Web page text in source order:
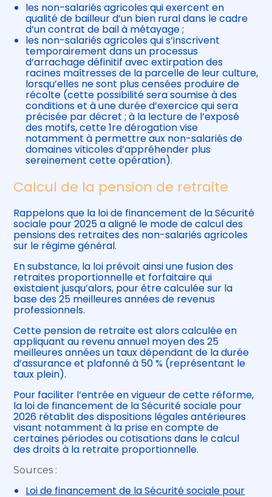
les non-salariés agricoles qui exercent en
qualité de bailleur d’un bien rural dans le cadre
d’un contrat de bail à métayage ;
les non-salariés agricoles qui s’inscrivent
temporairement dans un processus
d’arrachage définitif avec extirpation des
racines maîtresses de la parcelle de leur culture,
lorsqu’elles ne sont plus censées produire de
récolte (cette possibilité sera soumise à des
conditions et à une durée d’exercice qui sera
précisée par décret ; à la lecture de l’exposé
des motifs, cette 1re dérogation vise
notamment à permettre aux non-salariés de
domaines viticoles d’appréhender plus
sereinement cette opération).
Calcul de la pension de retraite
Rappelons que la loi de financement de la Sécurité
sociale pour 2025 a aligné le mode de calcul des
pensions des retraites des non-salariés agricoles
sur le régime général.
En substance, la loi prévoit ainsi une fusion des
retraites proportionnelle et forfaitaire qui
existaient jusqu’alors, pour être calculée sur la
base des 25 meilleures années de revenus
professionnels.
Cette pension de retraite est alors calculée en
appliquant au revenu annuel moyen des 25
meilleures années un taux dépendant de la durée
d’assurance et plafonné à 50 % (représentant le
taux plein).
Pour faciliter l’entrée en vigueur de cette réforme,
la loi de financement de la Sécurité sociale pour
2026 rétablit des dispositions légales antérieures
visant notamment à la prise en compte de
certaines périodes ou cotisations dans le calcul
des droits à la retraite proportionnelle.
Sources :
Loi de financement de la Sécurité sociale pour